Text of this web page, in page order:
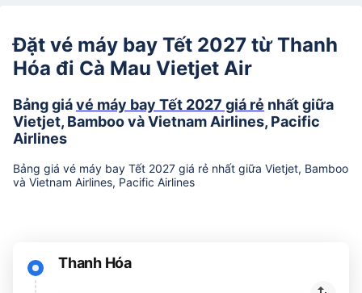
Đặt vé máy bay Tết 2027 từ Thanh
Hóa đi Cà Mau Vietjet Air
Bảng giávé máy bay Tết 2027 giá rẻ nhất giữa
Vietjet, Bamboo và Vietnam Airlines, Pacific
Airlines
Bảng giá vé máy bay Tết 2027 giá rẻ nhất giữa Vietjet, Bamboo
và Vietnam Airlines, Pacific Airlines
Thanh Hóa